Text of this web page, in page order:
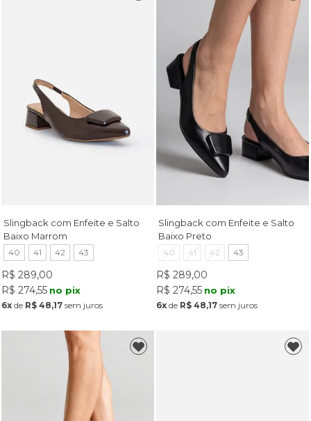
Slingback com Enfeite e Salto
Baixo Marrom
40 41 42 43
R$ 289,00
R$ 274,55 no pix
6xde R$ 48,17sem juros
Slingback com Enfeite e Salto
Baixo Preto
40 41 42 43
R$ 289,00
R$ 274,55 no pix
6x de R$ 48,17 sem juros